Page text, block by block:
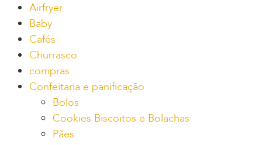
Airfryer
Baby
Cafés
Churrasco
compras
Confeitaria e panificação
Bolos
Cookies Biscoitos e Bolachas
Pães